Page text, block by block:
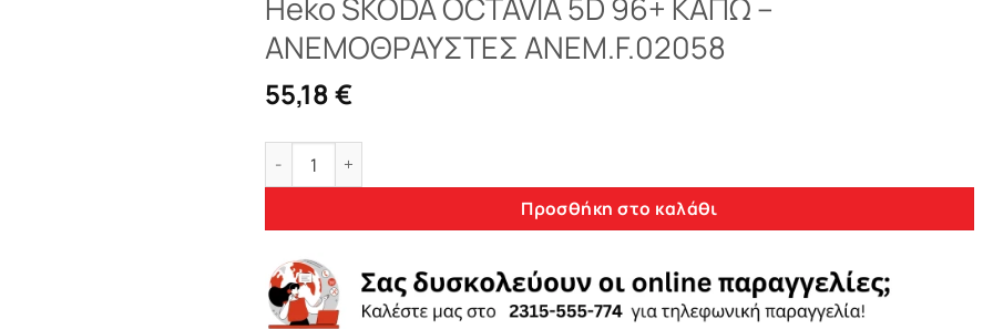
ΑΝΕΜΟΘΡΑΥΣΤΕΣ ΑΝΕΜ.F.02058
55,18€
Heko SKODA OCTAVIA 5D 96+ ΚΑΠΩ - ΑΝΕΜΟΘΡΑΥΣΤΕΣ ΑΝΕΜ.F.02058 ποσότητα
Προσθήκη στο καλάθι